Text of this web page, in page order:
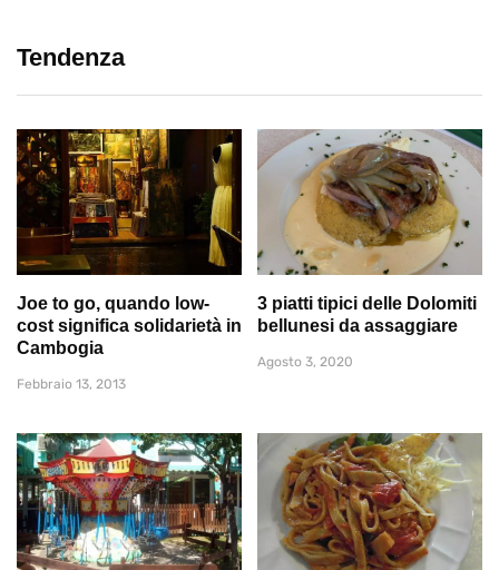
Tendenza
Joe to go, quando low-
cost significa solidarietà in
Cambogia
Febbraio 13, 2013
3 piatti tipici delle Dolomiti
bellunesi da assaggiare
Agosto 3, 2020